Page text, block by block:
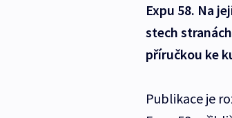
Expu 58. Na
stech
příručkou ke
Publikace je